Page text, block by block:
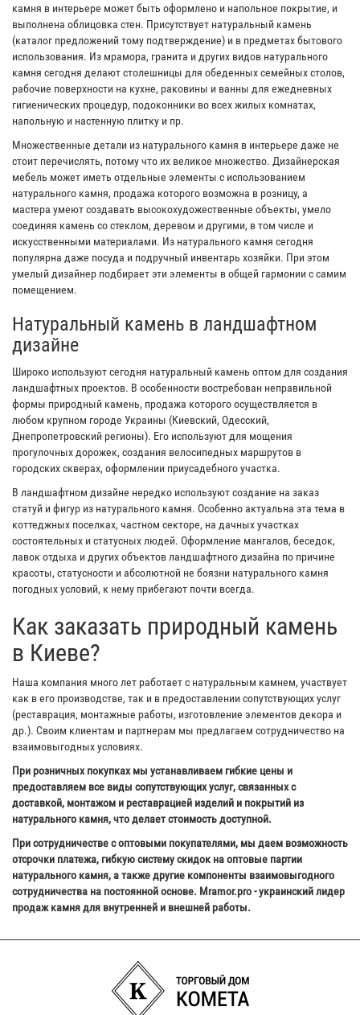
камня в интерьере может быть оформлено и напольное покрытие, и
выполнена облицовка стен. Присутствует натуральный камень
(каталог предложений тому подтверждение) и в предметах бытового
использования. Из мрамора, гранита и других видов натурального
камня сегодня делают столешницы для обеденных семейных столов,
рабочие поверхности на кухне, раковины и ванны для ежедневных
гигиенических процедур, подоконники во всех жилых комнатах,
напольную и настенную плитку и пр.
Множественные детали из натурального камня в интерьере даже не
стоит перечислять, потому что их великое множество. Дизайнерская
мебель может иметь отдельные элементы с использованием
натурального камня, продажа которого возможна в розницу, а
мастера умеют создавать высокохудожественные объекты, умело
соединяя камень со стеклом, деревом и другими, в том числе и
искусственными материалами. Из натурального камня сегодня
популярна даже посуда и подручный инвентарь хозяйки. При этом
умелый дизайнер подбирает эти элементы в общей гармонии с самим
помещением.
Натуральный камень в ландшафтном
дизайне
Широко используют сегодня натуральный камень оптом для создания
ландшафтных проектов. В особенности востребован неправильной
формы природный камень, продажа которого осуществляется в
любом крупном городе Украины (Киевский, Одесский,
Днепропетровский регионы). Его используют для мощения
прогулочных дорожек, создания велосипедных маршрутов в
городских скверах, оформлении приусадебного участка.
В ландшафтном дизайне нередко используют создание на заказ
статуй и фигур из натурального камня. Особенно актуальна эта тема в
коттеджных поселках, частном секторе, на дачных участках
состоятельных и статусных людей. Оформление мангалов, беседок,
лавок отдыха и других объектов ландшафтного дизайна по причине
красоты, статусности и абсолютной не боязни натурального камня
погодных условий, к нему прибегают почти всегда.
Как заказать природный камень
в Киеве?
Наша компания много лет работает с натуральным камнем, участвует
как в его производстве, так и в предоставлении сопутствующих услуг
(реставрация, монтажные работы, изготовление элементов декора и
др.). Своим клиентам и партнерам мы предлагаем сотрудничество на
взаимовыгодных условиях.
При розничных покупках мы устанавливаем гибкие цены и
предоставляем все виды сопутствующих услуг, связанных с
доставкой, монтажом и реставрацией изделий и покрытий из
натурального камня, что делает стоимость доступной.
При сотрудничестве с оптовыми покупателями, мы даем возможность
отсрочки платежа, гибкую систему скидок на оптовые партии
натурального камня, а также другие компоненты взаимовыгодного
сотрудничества на постоянной основе. Mramor.pro - украинский лидер
продаж камня для внутренней и внешней работы.